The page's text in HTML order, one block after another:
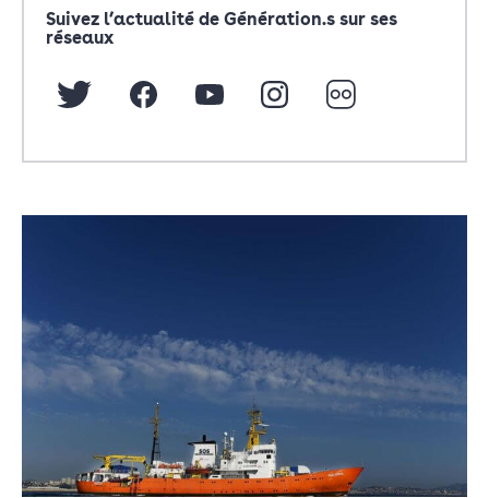
Suivez l’actualité de Génération.s sur ses
réseaux